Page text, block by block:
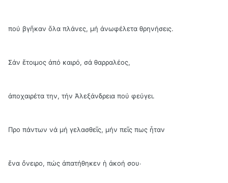
πού βγῆκαν ὅλα πλάνες, μή ἀνωφέλετα θρηνήσεις.
Σάν ἕτοιμος ἀπό καιρό, σά θαρραλέος,
ἀποχαιρέτα την, τήν Ἀλεξάνδρεια πού φεύγει.
Προ πάντων νά μή γελασθεῖς, μήν πεῖς πως ἦταν
ἕνα ὄνειρο, πώς ἀπατήθηκεν ἡ ἀκοή σου∙